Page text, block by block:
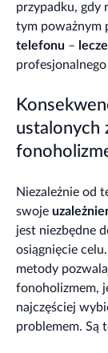
przypadku, gdy
tym poważnym
telefonu –
ustalonych
Niezależnie od
swoje
jest niezbędne
osiągnięcie
metody
fonoholizmem,
najczęściej
problemem. Są